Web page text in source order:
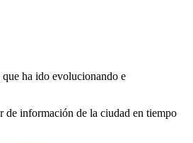
ha ido evolucionando e
de información de la ciudad en tiempo